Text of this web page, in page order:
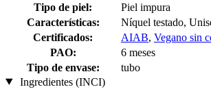
Tipo de piel:
Piel impura
Características:
Níquel testado,
Certificados:
AIAB, Vegano sin
PAO:
6 meses
Tipo de envase:
tubo
Ingredientes (INCI)